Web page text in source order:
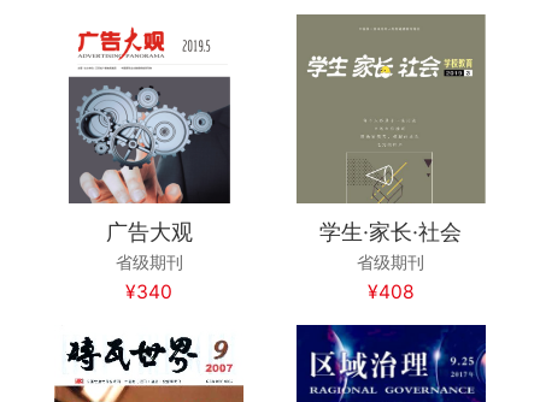
广告大观
省级期刊
¥340
学生·家长·社会
省级期刊
¥408